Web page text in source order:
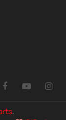
Facebook
.